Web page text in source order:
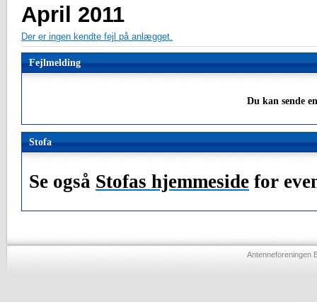
April 2011
Der er ingen kendte fejl på anlægget.
Fejlmelding
Du kan sende
Stofa
Se også Stofas hjemmeside for
Antenneforeningen